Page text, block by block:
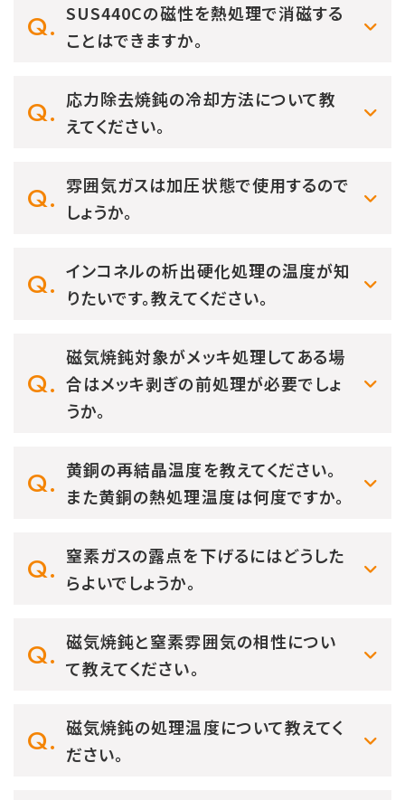
SUS440Cの磁性を熱処理で消磁する
ことはできますか。
応力除去焼鈍の冷却方法について教
えてください。
雰囲気ガスは加圧状態で使用するので
しょうか。
インコネルの析出硬化処理の温度が知
りたいです。教えてください。
磁気焼鈍対象がメッキ処理してある場
合はメッキ剥ぎの前処理が必要でしょ
うか。
黄銅の再結晶温度を教えてください。
また黄銅の熱処理温度は何度ですか。
窒素ガスの露点を下げるにはどうした
らよいでしょうか。
磁気焼鈍と窒素雰囲気の相性につい
て教えてください。
磁気焼鈍の処理温度について教えてく
ださい。